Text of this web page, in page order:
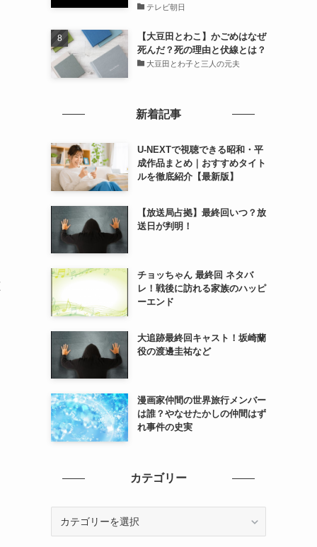
テレビ朝日
【大豆田とわこ】かごめはなぜ
死んだ？死の理由と伏線とは？
大豆田とわ子と三人の元夫
新着記事
U-NEXTで視聴できる昭和・平
成作品まとめ｜おすすめタイト
ルを徹底紹介【最新版】
【放送局占拠】最終回いつ？放
送日が判明！
チョッちゃん 最終回 ネタバ
レ！戦後に訪れる家族のハッピ
ーエンド
大追跡最終回キャスト！坂崎蘭
役の渡邊圭祐など
漫画家仲間の世界旅行メンバー
は誰？やなせたかしの仲間はず
れ事件の史実
カテゴリー